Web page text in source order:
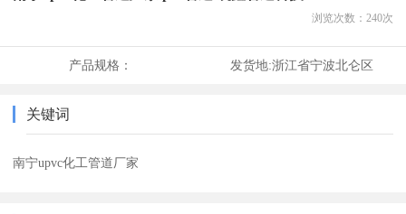
浏览次数： 240次
产品规格： 发货地:浙江省宁波北仑区
关键词
南宁upvc化工管道厂家